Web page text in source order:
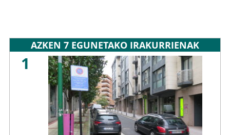
AZKEN 7 EGUNETAKO IRAKURRIENAK
1